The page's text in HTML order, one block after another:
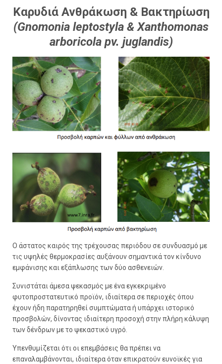
Καρυδιά Ανθράκωση & Βακτηρίωση
(Gnomonia leptostyla & Xanthomonas
arboricola pv. juglandis)
Ο άστατος καιρός της τρέχουσας περιόδου σε συνδυασμό με
τις υψηλές θερμοκρασίες αυξάνουν σημαντικά τον κίνδυνο
εμφάνισης και εξάπλωσης των δύο ασθενειών.
Συνιστάται άμεσα ψεκασμός με ένα εγκεκριμένο
φυτοπροστατευτικό προϊόν, ιδιαίτερα σε περιοχές όπου
έχουν ήδη παρατηρηθεί συμπτώματα ή υπάρχει ιστορικό
προσβολών, δίνοντας ιδιαίτερη προσοχή στην πλήρη κάλυψη
των δένδρων με το ψεκαστικό υγρό.
Υπενθυμίζεται ότι οι επεμβάσεις θα πρέπει να
επαναλαμβάνονται, ιδιαίτερα όταν επικρατούν ευνοϊκές για